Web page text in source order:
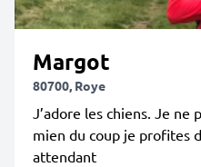
Margot
80700, Roye
J’adore les chiens. Je ne
mien du coup je profites
attendant